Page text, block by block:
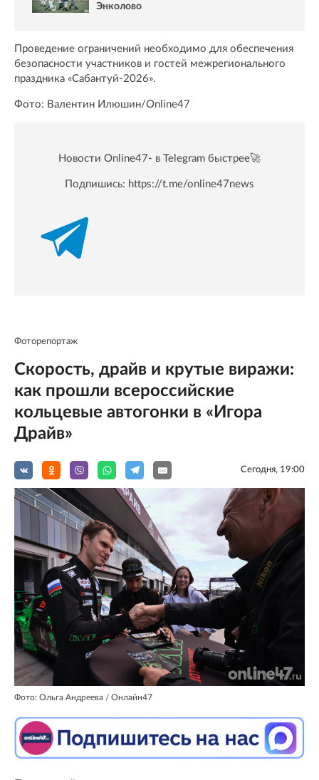
Энколово
Проведение ограничений необходимо для обеспечения
безопасности участников и гостей межрегионального
праздника «Сабантуй-2026».
Фото: Валентин Илюшин/Online47
Новости Online47- в Telegram быстрее🚀
Подпишись: https://t.me/online47news
Фоторепортаж
Скорость, драйв и крутые виражи:
как прошли всероссийские
кольцевые автогонки в «Игора
Драйв»
Сегодня, 19:00
Фото: Ольга Андреева / Онлайн47